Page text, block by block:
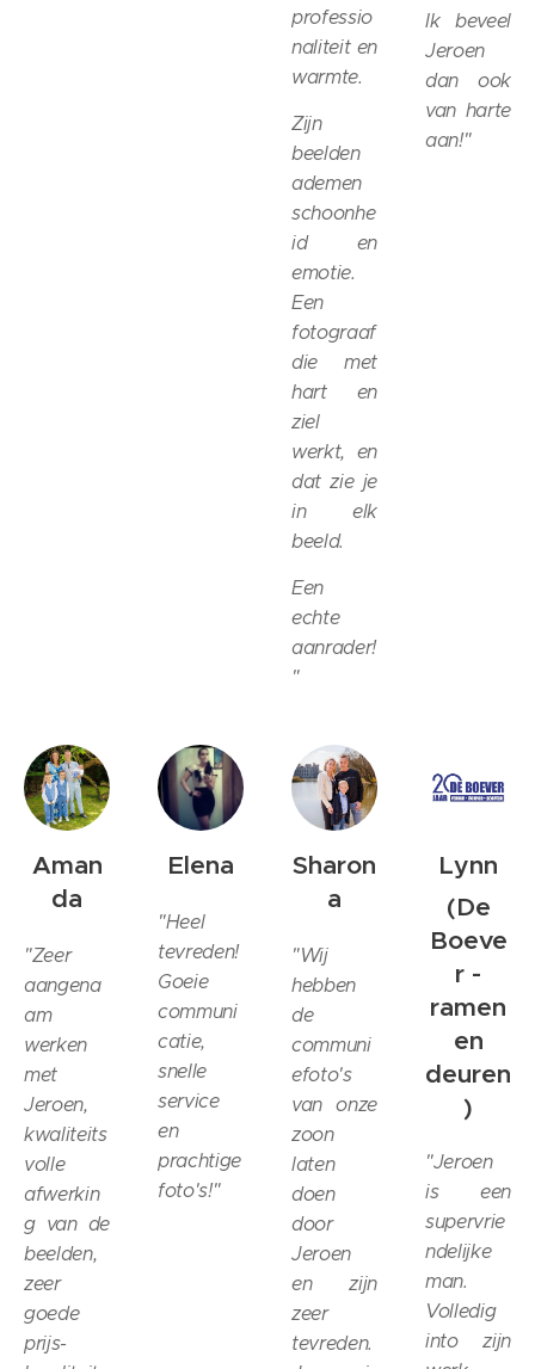
professio
naliteit en
warmte.
Zijn
beelden
ademen
schoonhe
id en
emotie.
Een
fotograaf
die met
hart en
ziel
werkt, en
dat zie je
in elk
beeld.
Een
echte
aanrader!
"
Ik beveel
Jeroen
dan ook
van harte
aan!"
Aman
da
"Zeer
aangena
am
werken
met
Jeroen,
kwaliteits
volle
afwerkin
g van de
beelden,
zeer
goede
prijs-
Elena
"Heel
tevreden!
Goeie
communi
catie,
snelle
service
en
prachtige
foto's!"
Sharon
a
"Wij
hebben
de
communi
efoto's
van onze
zoon
laten
doen
door
Jeroen
en zijn
zeer
tevreden.
Lynn
(De
Boeve
r -
ramen
en
deuren
)
"Jeroen
is een
supervrie
ndelijke
man.
Volledig
into zijn